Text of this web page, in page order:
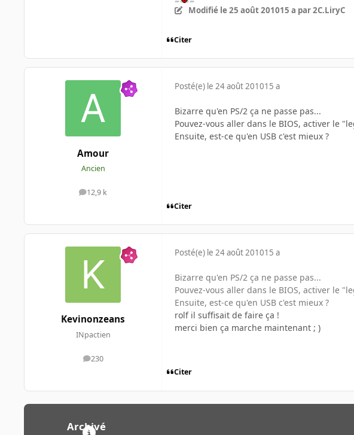
Modifié le 25 août 201015 a par 2C.LiryC
Citer
Amour
Ancien
12,9 k
messages
Posté(e) le 24 août 201015 a
Bizarre qu'en PS/2 ça ne passe pas...
Pouvez-vous aller dans le BIOS, activer le
Ensuite, est-ce qu'en USB c'est mieux ?
Citer
Kevinonzeans
INpactien
230
messages
Posté(e) le 24 août 201015 a
Bizarre qu'en PS/2 ça ne passe pas...
Pouvez-vous aller dans le BIOS, activer le
Ensuite, est-ce qu'en USB c'est mieux ?
rolf il suffisait de faire ça !
merci bien ça marche maintenant ; )
Citer
Archivé